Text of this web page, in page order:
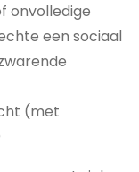
onvolledige
een sociaal
(met